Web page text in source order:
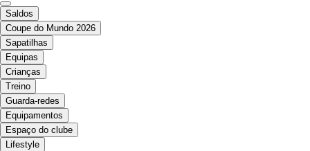
Saldos
Coupe do Mundo 2026
Sapatilhas
Equipas
Crianças
Treino
Guarda-redes
Equipamentos
Espaço do clube
Lifestyle